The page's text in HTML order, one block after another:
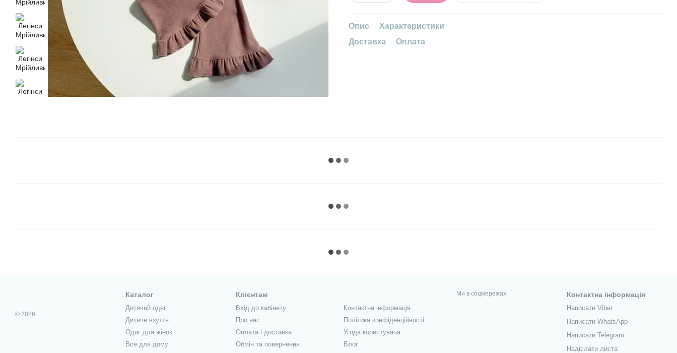
Опис
Характеристики
Доставка
Оплата
© 2026
Каталог
Дитячий одяг
Дитяче взуття
Одяг для жінок
Все для дому
Клієнтам
Вхід до кабінету
Про нас
Оплата і доставка
Обмін та повернення
Контактна інформація
Політика конфіденційності
Угода користувача
Блог
Ми в соцмережах Контактна інформація
Написати Viber
Написати WhatsApp
Написати Telegram
Надіслати листа